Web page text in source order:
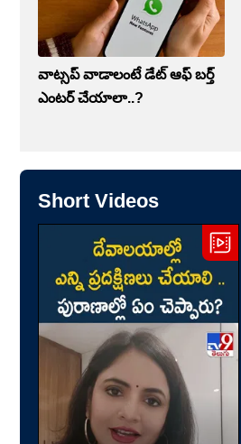
వాట్సప్ వాడాలంటే డేట్ ఆఫ్ బర్త్
ఎంటర్ చేయాలా..?
Short Videos